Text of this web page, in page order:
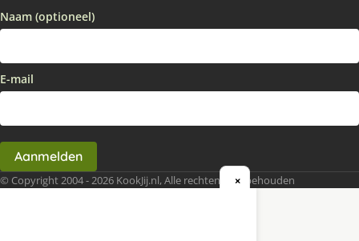
Naam (optioneel)
E-mail
Aanmelden
© Copyright 2004 - 2026 KookJij.nl, Alle rechten voorbehouden
×